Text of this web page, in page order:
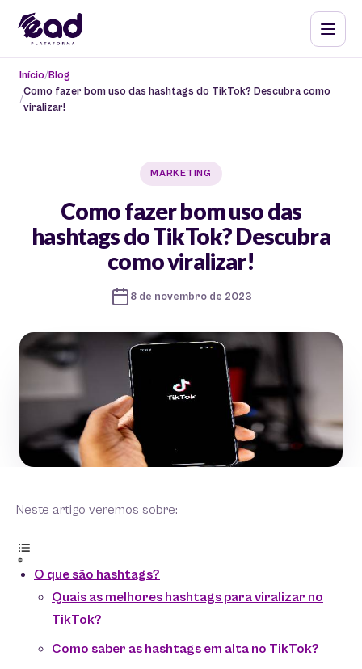
Início Blog
Como fazer bom uso das hashtags do TikTok? Descubra como
viralizar!
MARKETING
Como fazer bom uso das
hashtags do TikTok? Descubra
como viralizar!
8 de novembro de 2023
Neste artigo veremos sobre:
O que são hashtags?
Quais as melhores hashtags para viralizar no
TikTok?
Como saber as hashtags em alta no TikTok?